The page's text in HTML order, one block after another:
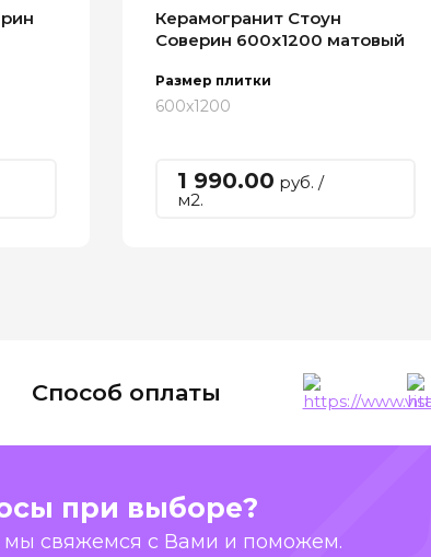
Керамогранит Стоун
Соверин 600x1200 матовый
Размер плитки
600x1200
1 990.00 руб. /
м2.
Способ оплаты
при выборе?
мы свяжемся с Вами и поможем.